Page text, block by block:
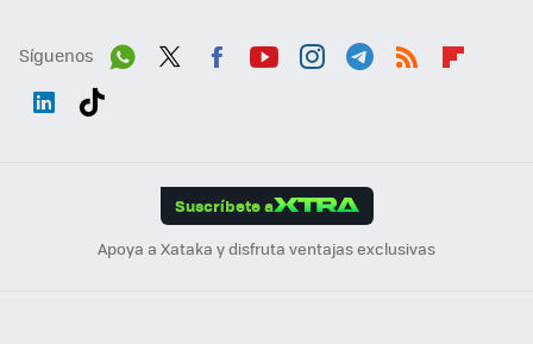
Síguenos
Suscríbete a
Apoya a Xataka y disfruta ventajas exclusivas